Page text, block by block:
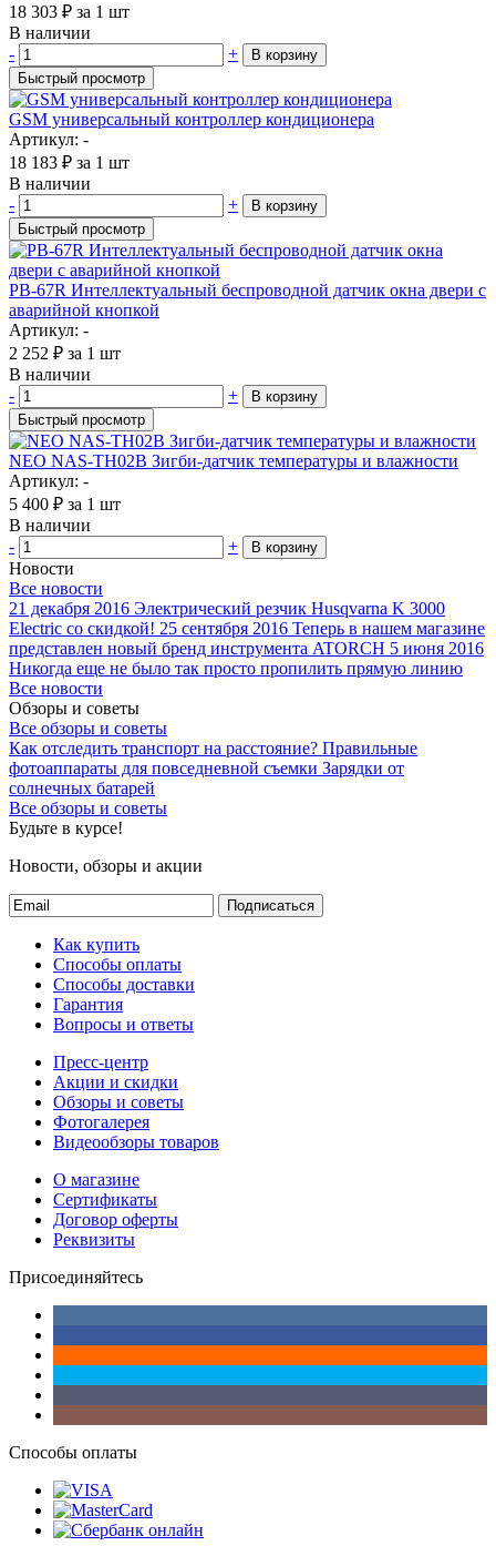
18 303 ₽ за 1 шт
В наличии
-
+
В корзину
Быстрый просмотр
GSM универсальный контроллер кондиционера
Артикул: -
18 183 ₽ за 1 шт
В наличии
-
+
В корзину
Быстрый просмотр
PB-67R Интеллектуальный беспроводной датчик окна двери с
аварийной кнопкой
Артикул: -
2 252 ₽ за 1 шт
В наличии
-
+
В корзину
Быстрый просмотр
NEO NAS-TH02B Зигби-датчик температуры и влажности
Артикул: -
5 400 ₽ за 1 шт
В наличии
-
+ В корзину
Новости
Все новости
21 декабря 2016 Электрический резчик Husqvarna K 3000
Electric со скидкой! 25 сентября 2016 Теперь в нашем магазине
представлен новый бренд инструмента ATORCH 5 июня 2016
Никогда еще не было так просто пропилить прямую линию
Все новости
Обзоры и советы
Все обзоры и советы
Как отследить транспорт на расстояние? Правильные
фотоаппараты для повседневной съемки Зарядки от
солнечных батарей
Все обзоры и советы
Будьте в курсе!
Новости, обзоры и акции
Подписаться
Как купить
Способы оплаты
Способы доставки
Гарантия
Вопросы и ответы
Пресс-центр
Акции и скидки
Обзоры и советы
Фотогалерея
Видеообзоры товаров
О магазине
Сертификаты
Договор оферты
Реквизиты
Присоединяйтесь
Способы оплаты